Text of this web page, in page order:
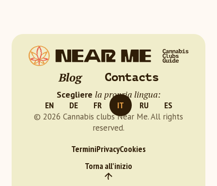
Blog Contacts
Scegliere la propria lingua:
EN DE FR IT RU ES
© 2026 Cannabis clubs Near Me. All rights
reserved.
TerminiPrivacyCookies
Torna all'inizio